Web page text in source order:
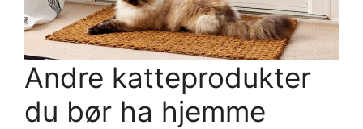
Andre katteprodukter
du bør ha hjemme